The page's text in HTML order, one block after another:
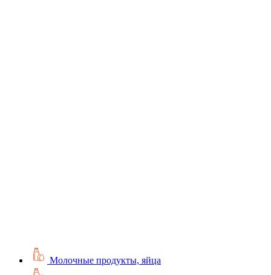
Молочные продукты, яйца